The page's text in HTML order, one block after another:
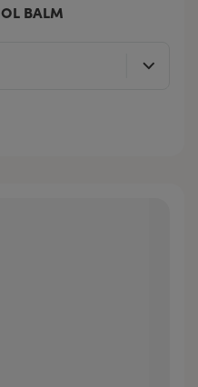
BALM